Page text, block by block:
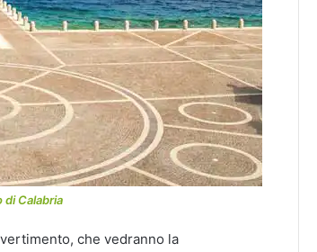
di Calabria
che vedranno la